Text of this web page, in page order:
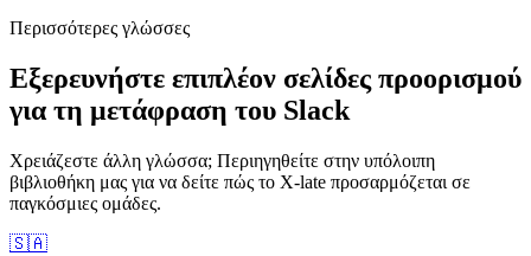
Περισσότερες γλώσσες
Εξερευνήστε επιπλέον σελίδες προορισμού
για τη μετάφραση του Slack
Χρειάζεστε άλλη γλώσσα; Περιηγηθείτε στην υπόλοιπη
βιβλιοθήκη μας για να δείτε πώς το X-late προσαρμόζεται σε
παγκόσμιες ομάδες.
🇸🇦